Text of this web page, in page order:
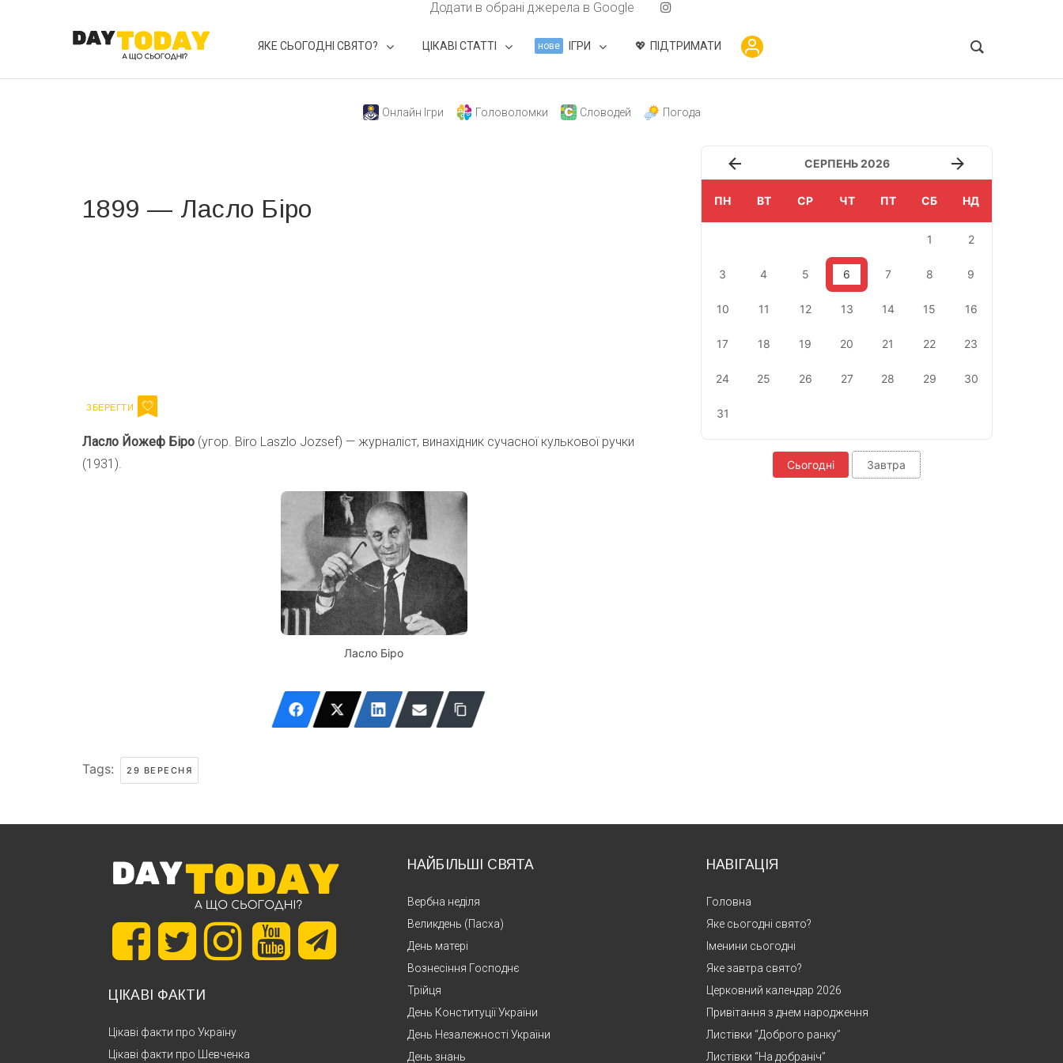
Додати в обрані джерела в Google
ЯКЕ СЬОГОДНІ СВЯТО? ЦІКАВІ СТАТТІ нове ІГРИ ПІДТРИМАТИ
Онлайн Ігри Головоломки Словодей Погода
1899 — Ласло Біро
Ласло Йожеф Біро (угор. Biro Laszlo Jozsef) — журналіст, винахідник сучасної кулькової ручки
(1931).
Ласло Біро
Tags: 29 ВЕРЕСНЯ
СЕРПЕНЬ 2026
ПН ВТ СР ЧТ ПТ СБ НД
1 2
3 4 5 6 7 8 9
10 11 12 13 14 15 16
17 18 19 20 21 22 23
24 25 26 27 28 29 30
31
Сьогодні Завтра
ЦІКАВІ ФАКТИ
Цікаві факти про Україну
Цікаві факти про Шевченка
НАЙБІЛЬШІ СВЯТА
Вербна неділя
Великдень (Пасха)
День матері
Вознесіння Господнє
Трійця
День Конституції України
День Незалежності України
День знань
НАВІГАЦІЯ
Головна
Яке сьогодні свято?
Іменини сьогодні
Яке завтра свято?
Церковний календар 2026
Привітання з днем народження
Листівки “Доброго ранку”
Листівки “На добраніч”